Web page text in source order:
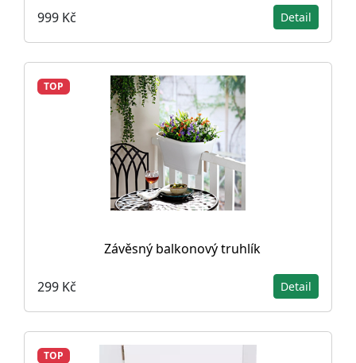
999 Kč Detail
TOP
Závěsný balkonový truhlík
299 Kč Detail
TOP